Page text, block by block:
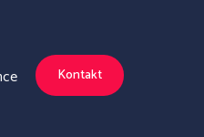
Kontakt